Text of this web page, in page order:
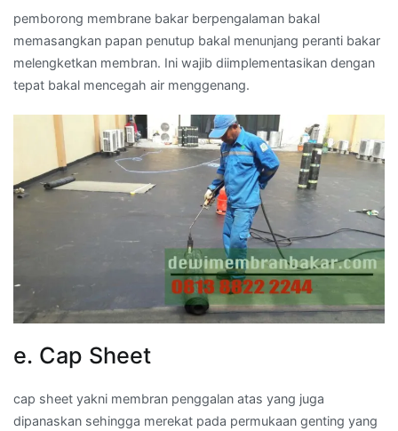
pemborong membrane bakar berpengalaman bakal
memasangkan papan penutup bakal menunjang peranti bakar
melengketkan membran. Ini wajib diimplementasikan dengan
tepat bakal mencegah air menggenang.
e. Cap Sheet
cap sheet yakni membran penggalan atas yang juga
dipanaskan sehingga merekat pada permukaan genting yang